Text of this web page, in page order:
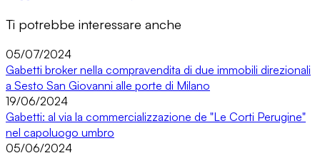
Ti potrebbe interessare anche
05/07/2024
Gabetti broker nella compravendita di due immobili direzionali
a Sesto San Giovanni alle porte di Milano
19/06/2024
Gabetti: al via la commercializzazione de "Le Corti Perugine"
nel capoluogo umbro
05/06/2024